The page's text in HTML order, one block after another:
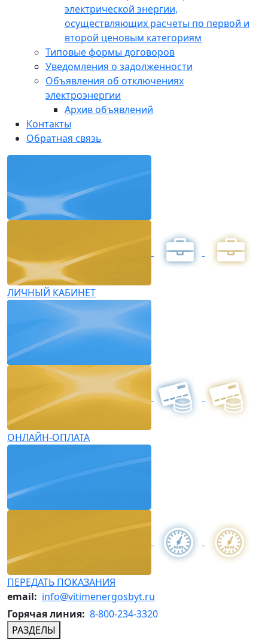
электрической энергии,
осуществляющих расчеты по первой и
второй ценовым категориям
Типовые формы договоров
Уведомления о задолженности
Объявления об отключениях
электроэнергии
Архив объявлений
Контакты
Обратная связь
ЛИЧНЫЙ КАБИНЕТ
ОНЛАЙН-ОПЛАТА
ПЕРЕДАТЬ ПОКАЗАНИЯ
email: info@vitimenergosbyt.ru
Горячая линия: 8-800-234-3320
РАЗДЕЛЫ